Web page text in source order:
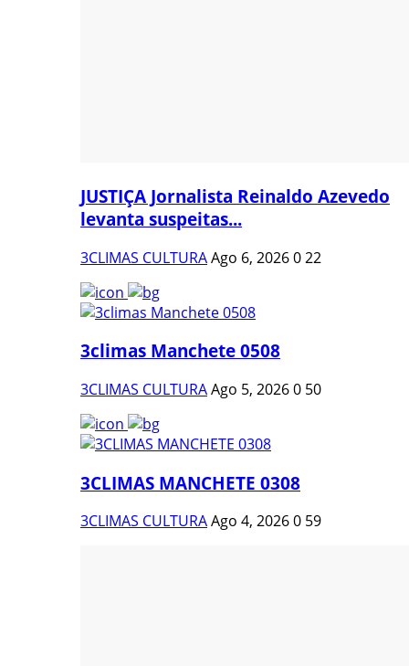
JUSTIÇA Jornalista Reinaldo Azevedo
levanta suspeitas...
3CLIMAS CULTURAAgo 6, 2026022
3climas Manchete 0508
3CLIMAS CULTURAAgo 5, 20260 50
3CLIMAS MANCHETE 0308
3CLIMAS CULTURAAgo 4, 20260 59